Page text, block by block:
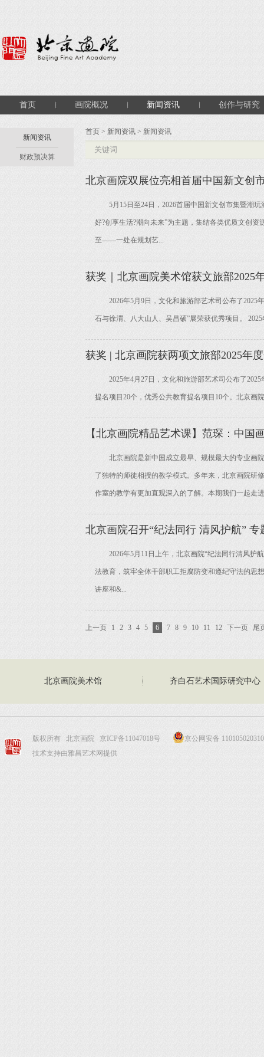
首页 画院概况 新闻资讯 创作与研究
新闻资讯
财政预决算
首页 > 新闻资讯 > 新闻资讯
北京画院双展位亮相首届中国新文
5月15日至24日，2026首届中国新文创市集暨潮玩
好?创享生活?潮向未来”为主题，集结各类优质文创
至——一处在规划艺...
获奖｜北京画院美术馆获文旅部2025
2026年5月9日，文化和旅游部艺术司公布了2025
石与徐渭、八大山人、吴昌硕”展荣获优秀项目。
获奖 | 北京画院获两项文旅部2025年
2025年4月27日，文化和旅游部艺术司公布了2025
提名项目20个，优秀公共教育提名项目10个。北京
【北京画院精品艺术课】范琛：中国
北京画院是新中国成立最早、规模最大的专业画院
了独特的师徒相授的教学模式。多年来，北京画院研
作室的教学有更加直观深入的了解。本期我们一起走
北京画院召开“纪法同行 清风护航” 专
2026年5月11日上午，北京画院“纪法同行清风护
法教育，筑牢全体干部职工拒腐防变和遵纪守法的
讲座和&...
上一页 1 2 3 4 5 6 7 8 9 10 11 12 下一页 尾
北京画院美术馆 齐白石艺术国际研究中心
版权所有 北京画院 京ICP备11047018号
京公网安备
技术支持由雅昌艺术网提供